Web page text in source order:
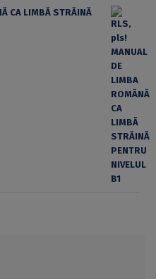
CA LIMBĂ STRĂINĂ